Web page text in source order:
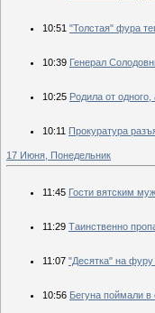
10:51 "Толстая" фура
10:39 Генерал
10:25 Родила от одного,
10:11 Прокуратура
17 Июня, Понедельник
11:45 Гости вятским
11:29 Таинственно
11:07 "Десятка" на
10:56 Бегуна поймали